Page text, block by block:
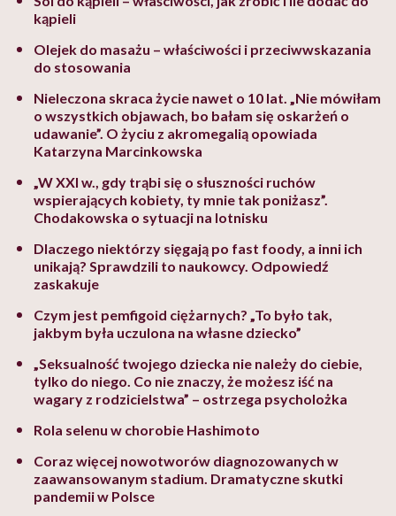
kąpieli
Olejek do masażu – właściwości i przeciwwskazania
do stosowania
Nieleczona skraca życie nawet o 10 lat. „Nie mówiłam
o wszystkich objawach, bo bałam się oskarżeń o
udawanie”. O życiu z akromegalią opowiada
Katarzyna Marcinkowska
„W XXI w., gdy trąbi się o słuszności ruchów
wspierających kobiety, ty mnie tak poniżasz”.
Chodakowska o sytuacji na lotnisku
Dlaczego niektórzy sięgają po fast foody, a inni ich
unikają? Sprawdzili to naukowcy. Odpowiedź
zaskakuje
Czym jest pemfigoid ciężarnych? „To było tak,
jakbym była uczulona na własne dziecko”
„Seksualność twojego dziecka nie należy do ciebie,
tylko do niego. Co nie znaczy, że możesz iść na
wagary z rodzicielstwa” – ostrzega psycholożka
Rola selenu w chorobie Hashimoto
Coraz więcej nowotworów diagnozowanych w
zaawansowanym stadium. Dramatyczne skutki
pandemii w Polsce